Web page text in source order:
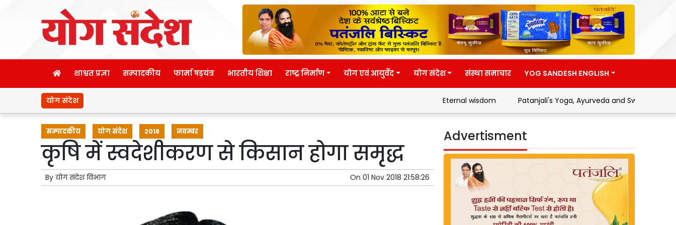
शाश्वत प्रज्ञा सम्पादकीय फार्मा षड़यंत्र भारतीय शिक्षा राष्ट्र निर्माण योग एवं आयुर्वेद योग संदेश संस्था समाचार YOG SANDESH ENGLISH
योग संदेश Eternal wisdom Patanjali's Yoga, Ayurveda and Swadeshi Movement
सम्पादकीय योग संदेश 2018 नवम्बर
कृषि में स्वदेशीकरण से किसान होगा समृद्ध
By योग संदेश विभाग On 01 Nov 2018 21:58:26
Advertisment